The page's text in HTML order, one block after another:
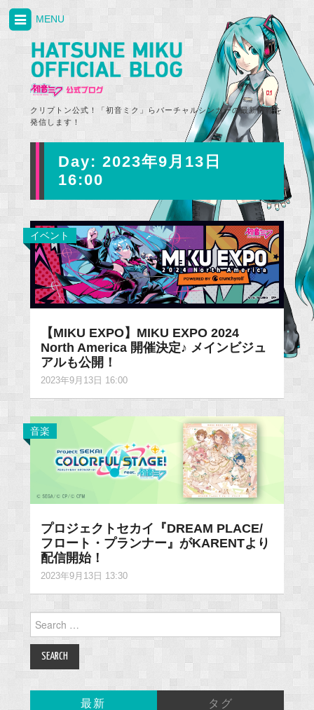
クリプトン公式！「初音ミク」らバーチャルシンガーの最新情報を
発信します！
MENU
Day: 2023年9月13日
16:00
イベント
【MIKU EXPO】MIKU EXPO 2024
North America 開催決定♪ メインビジュ
アルも公開！
2023年9月13日 16:00
音楽
プロジェクトセカイ『DREAM PLACE/
フロート・プランナー』がKARENTより
配信開始！
2023年9月13日 13:30
for:
最新 タグ